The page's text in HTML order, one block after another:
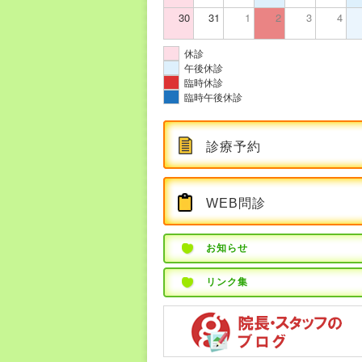
30 31 1 2 3 4
休診
午後休診
臨時休診
臨時午後休診
診療予約
WEB問診
お知らせ
リンク集